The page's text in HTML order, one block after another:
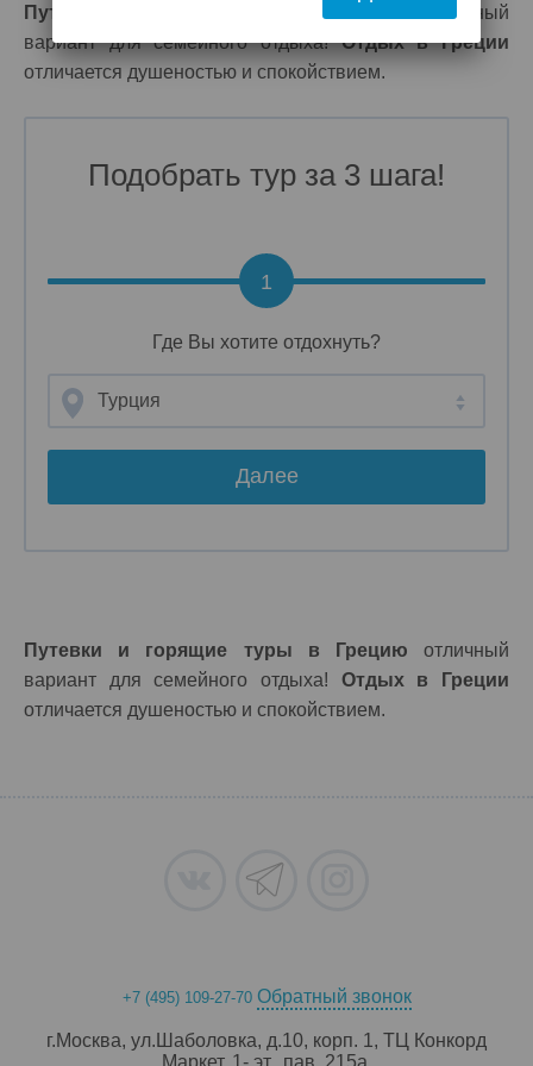
Путевки и горящие туры в Грецию
отличный
вариант для семейного отдыха!Отдых в Греции
отличается душеностью и спокойствием.
Подобрать тур за 3 шага!
Где Вы хотите отдохнуть?
Турция
Далее
1
Путевки и горящие туры в Грецию отличный
вариант для семейного отдыха! Отдых в Греции
отличается душеностью и спокойствием.
+7 (495) 109-27-70 Обратный звонок
г.Москва, ул.Шаболовка, д.10, корп. 1, ТЦ Конкорд
Маркет, 1- эт., пав. 215a.